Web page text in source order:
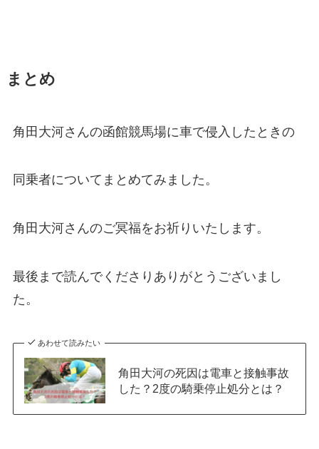
まとめ
角田大河さんの函館競馬場に車で侵入したときの
同乗者についてまとめてみました。
角田大河さんのご冥福をお祈りいたします。
最後まで読んでくださりありがとうございまし
た。
あわせて読みたい
角田大河の死因は電車と接触事故
した？2度の騎乗停止処分とは？